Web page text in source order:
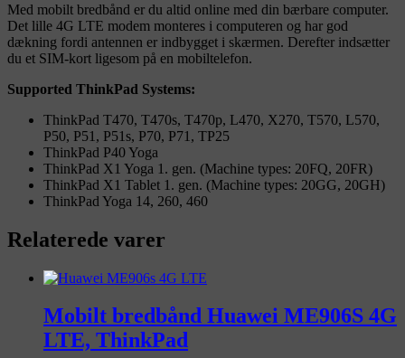
Med mobilt bredbånd er du altid online med din bærbare computer.
Det lille 4G LTE modem monteres i computeren og har god
dækning fordi antennen er indbygget i skærmen. Derefter indsætter
du et SIM-kort ligesom på en mobiltelefon.
Supported ThinkPad Systems:
ThinkPad T470, T470s, T470p, L470, X270, T570, L570,
P50, P51, P51s, P70, P71, TP25
ThinkPad P40 Yoga
ThinkPad X1 Yoga 1. gen. (Machine types: 20FQ, 20FR)
ThinkPad X1 Tablet 1. gen. (Machine types: 20GG, 20GH)
ThinkPad Yoga 14, 260, 460
Relaterede varer
Mobilt bredbånd Huawei ME906S 4G
LTE, ThinkPad